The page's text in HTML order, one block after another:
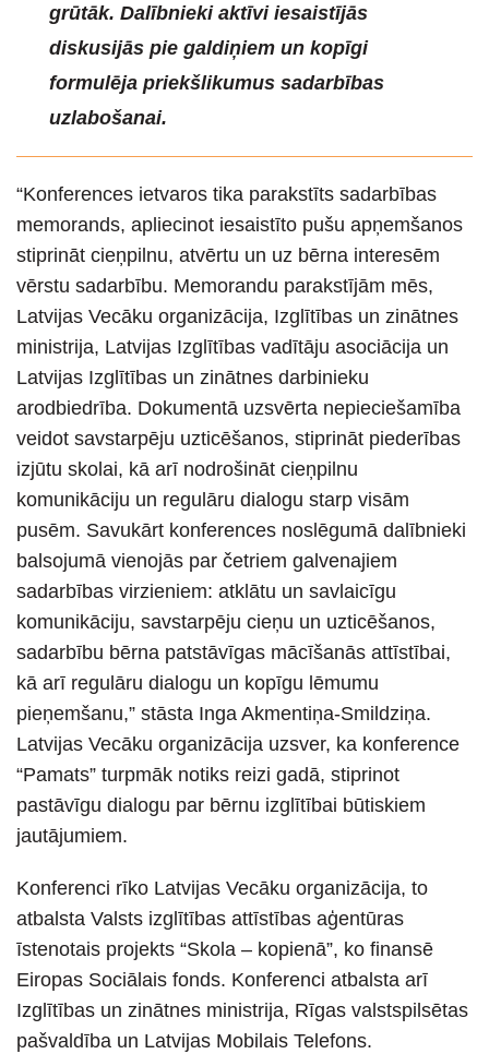
grūtāk. Dalībnieki aktīvi iesaistījās
diskusijās pie galdiņiem un kopīgi
formulēja priekšlikumus sadarbības
uzlabošanai.
“Konferences ietvaros tika parakstīts sadarbības
memorands, apliecinot iesaistīto pušu apņemšanos
stiprināt cieņpilnu, atvērtu un uz bērna interesēm
vērstu sadarbību. Memorandu parakstījām mēs,
Latvijas Vecāku organizācija, Izglītības un zinātnes
ministrija, Latvijas Izglītības vadītāju asociācija un
Latvijas Izglītības un zinātnes darbinieku
arodbiedrība. Dokumentā uzsvērta nepieciešamība
veidot savstarpēju uzticēšanos, stiprināt piederības
izjūtu skolai, kā arī nodrošināt cieņpilnu
komunikāciju un regulāru dialogu starp visām
pusēm. Savukārt konferences noslēgumā dalībnieki
balsojumā vienojās par četriem galvenajiem
sadarbības virzieniem: atklātu un savlaicīgu
komunikāciju, savstarpēju cieņu un uzticēšanos,
sadarbību bērna patstāvīgas mācīšanās attīstībai,
kā arī regulāru dialogu un kopīgu lēmumu
pieņemšanu,” stāsta Inga Akmentiņa-Smildziņa.
Latvijas Vecāku organizācija uzsver, ka konference
“Pamats” turpmāk notiks reizi gadā, stiprinot
pastāvīgu dialogu par bērnu izglītībai būtiskiem
jautājumiem.
Konferenci rīko Latvijas Vecāku organizācija, to
atbalsta Valsts izglītības attīstības aģentūras
īstenotais projekts “Skola – kopienā”, ko finansē
Eiropas Sociālais fonds. Konferenci atbalsta arī
Izglītības un zinātnes ministrija, Rīgas valstspilsētas
pašvaldība un Latvijas Mobilais Telefons.